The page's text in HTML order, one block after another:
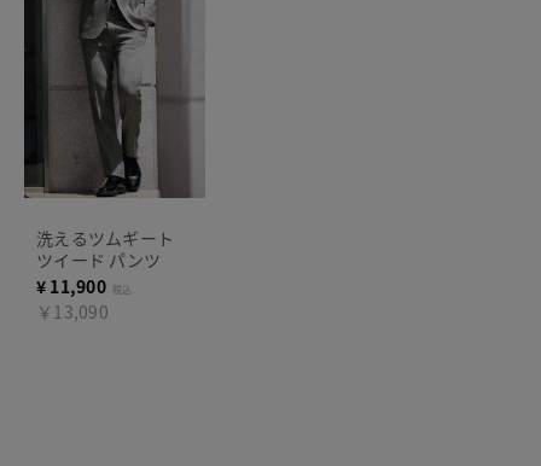
洗えるツムギート
ツイード パンツ
¥ 11,900 税込
￥13,090